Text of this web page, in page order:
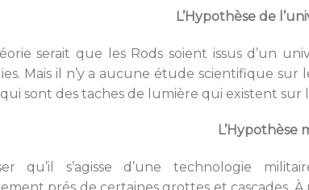
L’Hypothèse de
serait que les Rods soient issus d’un
Mais il n’y a aucune étude scientifique
qui sont des taches de lumière qui existent sur
L’Hypothèse
qu’il s’agisse d’une technologie